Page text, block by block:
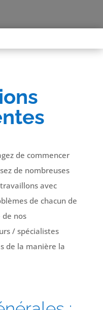
de commencer
de nombreuses
avec
de chacun de
de nos
/ spécialistes
de la manière la